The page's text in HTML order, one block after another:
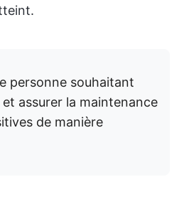
personne souhaitant
assurer la maintenance
de manière